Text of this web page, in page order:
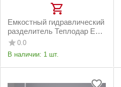
Емкостный гидравлический
разделитель Теплодар ЕГР
1200.0
В наличии: 1 шт.